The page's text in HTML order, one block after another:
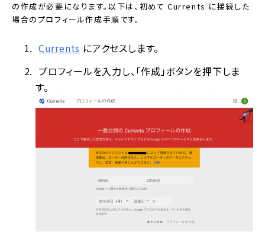
の作成が必要になります。以下は、初めて Currents に接続した
場合のプロフィール作成手順です。
Currents にアクセスします。
プロフィールを入力し、「作成」ボタンを押下しま
す。